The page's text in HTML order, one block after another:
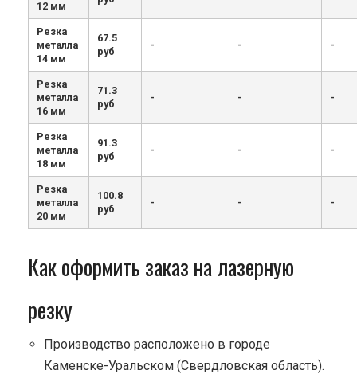
12 мм
Резка
металла
14 мм
67.5
руб
- - -
Резка
металла
16 мм
71.3
руб
- - -
Резка
металла
18 мм
91.3
руб
- - -
Резка
металла
20 мм
100.8
руб
- - -
Как оформить заказ на лазерную
резку
Производство расположено в городе
Каменске-Уральском (Свердловская область).